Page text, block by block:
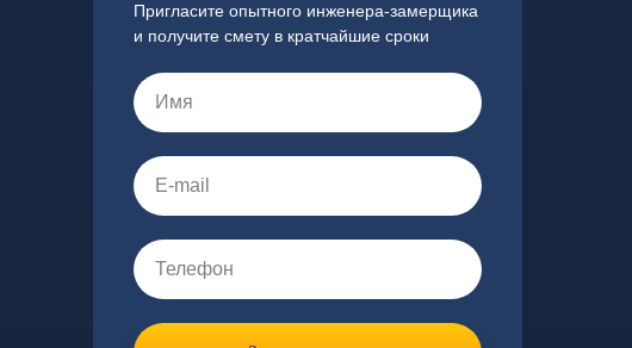
Пригласите опытного инженера-замерщика
и получите смету в кратчайшие сроки